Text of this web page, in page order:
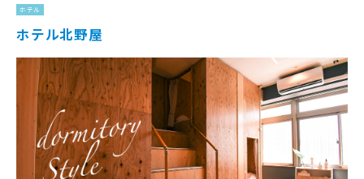
ホテル
ホテル北野屋